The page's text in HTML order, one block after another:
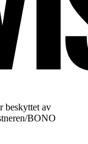
beskyttet av
BONO